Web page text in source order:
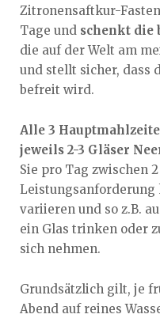
Zitronensaftkur-
Tage und schenkt die
die auf der Welt am
und stellt sicher, dass
befreit wird.
Alle 3
jeweils 2-3 Gläser
Sie pro Tag zwischen
Leistungsanforderung
variieren und so z.B.
ein Glas trinken oder
sich nehmen.
Grundsätzlich gilt, je
Abend auf reines